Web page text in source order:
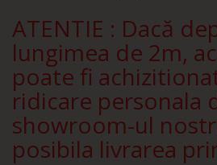
ATENTIE : Dacă
lungimea de 2m,
poate fi
ridicare personala
showroom-ul
posibila livrarea